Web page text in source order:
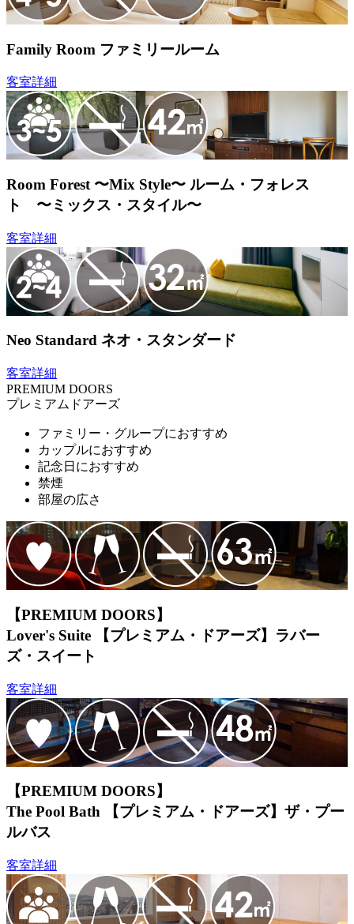
Family Room ファミリールーム
客室詳細
Room Forest 〜Mix Style〜 ルーム・フォレス
ト 〜ミックス・スタイル〜
客室詳細
Neo Standard ネオ・スタンダード
客室詳細
PREMIUM DOORS
プレミアムドアーズ
ファミリー・グループにおすすめ
カップルにおすすめ
記念日におすすめ
禁煙
部屋の広さ
【PREMIUM DOORS】
Lover's Suite
【プレミアム・ドアーズ】ラバー
ズ・スイート
客室詳細
【PREMIUM DOORS】
The Pool Bath
【プレミアム・ドアーズ】ザ・プー
ルバス
客室詳細